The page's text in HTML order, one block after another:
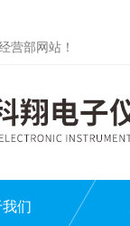
营部网站！
们